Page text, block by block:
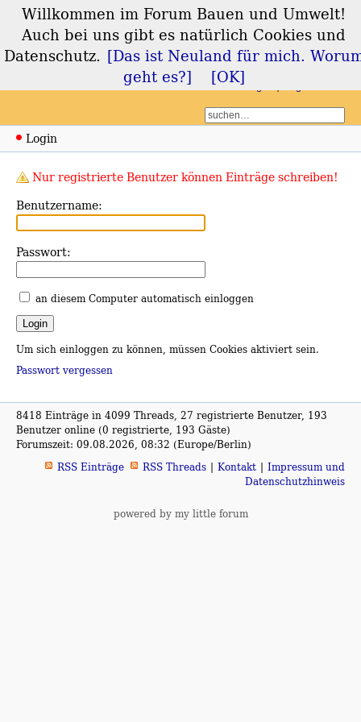
Forum Bauen und
Umwelt
Login
Nur registrierte Benutzer können Einträge schreiben!
Benutzername:
Passwort:
an diesem Computer automatisch einloggen
Um sich einloggen zu können, müssen Cookies aktiviert sein.
Passwort vergessen
8418 Einträge in 4099 Threads, 27 registrierte Benutzer, 193
Benutzer online (0 registrierte, 193 Gäste)
Forumszeit: 09.08.2026, 08:32 (Europe/Berlin)
RSS Einträge
RSS Threads Kontakt
Impressum und
Datenschutzhinweis
powered by my little forum
Willkommen im Forum Bauen und Umwelt!
Auch bei uns gibt es natürlich Cookies und
Datenschutz. [Das ist Neuland für mich.
geht es?]
[OK]